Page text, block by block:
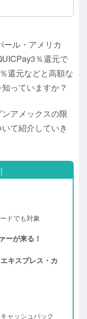
ール・アメリカ
％還元で
還元などと高額な
っていますか？
アメックスの限
て紹介していき
ドでも対象
ーが来る！
キスプレス・カ
ャッシュバック